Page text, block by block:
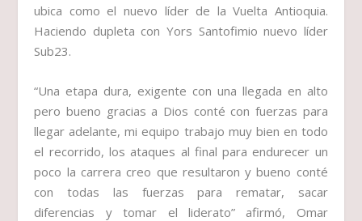
ubica como el nuevo líder de la Vuelta Antioquia.
Haciendo dupleta con Yors Santofimio nuevo líder
Sub23.
“Una etapa dura, exigente con una llegada en alto
pero bueno gracias a Dios conté con fuerzas para
llegar adelante, mi equipo trabajo muy bien en todo
el recorrido, los ataques al final para endurecer un
poco la carrera creo que resultaron y bueno conté
con todas las fuerzas para rematar, sacar
diferencias y tomar el liderato” afirmó, Omar